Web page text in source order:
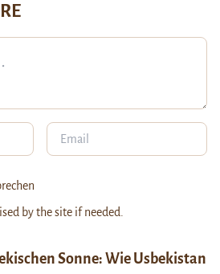
Sonne: Wie Usbekistan
by the site if needed.